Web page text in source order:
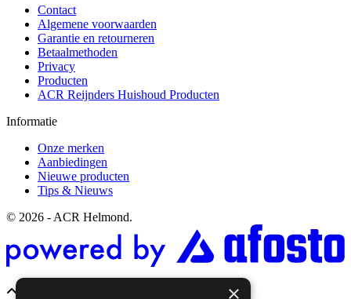
Contact
Algemene voorwaarden
Garantie en retourneren
Betaalmethoden
Privacy
Producten
ACR Reijnders Huishoud Producten
Informatie
Onze merken
Aanbiedingen
Nieuwe producten
Tips & Nieuws
© 2026 - ACR Helmond.
×